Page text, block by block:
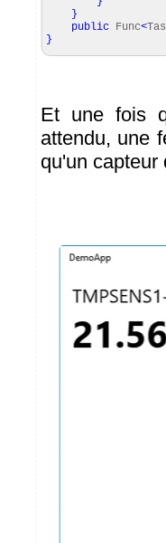
}
public Func<
}
Et une fois
attendu, une
qu'un capteur